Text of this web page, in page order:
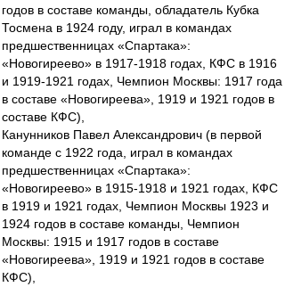
годов в составе команды, обладатель Кубка
Тосмена в 1924 году, играл в командах
предшественницах «Спартака»:
«Новогиреево» в 1917-1918 годах, КФС в 1916
и 1919-1921 годах, Чемпион Москвы: 1917 года
в составе «Новогиреева», 1919 и 1921 годов в
составе КФС),
Канунников Павел Александрович (в первой
команде с 1922 года, играл в командах
предшественницах «Спартака»:
«Новогиреево» в 1915-1918 и 1921 годах, КФС
в 1919 и 1921 годах, Чемпион Москвы 1923 и
1924 годов в составе команды, Чемпион
Москвы: 1915 и 1917 годов в составе
«Новогиреева», 1919 и 1921 годов в составе
КФС),